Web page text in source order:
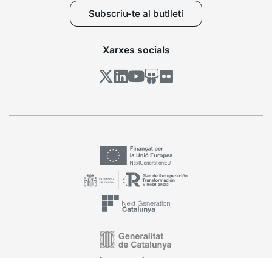
Subscriu-te al butlletí
Xarxes socials